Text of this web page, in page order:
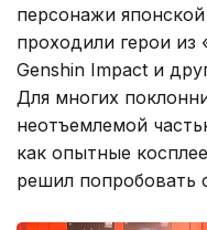
персонажи
проходили герои из
Genshin Impact и
Для многих
неотъемлемой
как опытные
решил попробовать